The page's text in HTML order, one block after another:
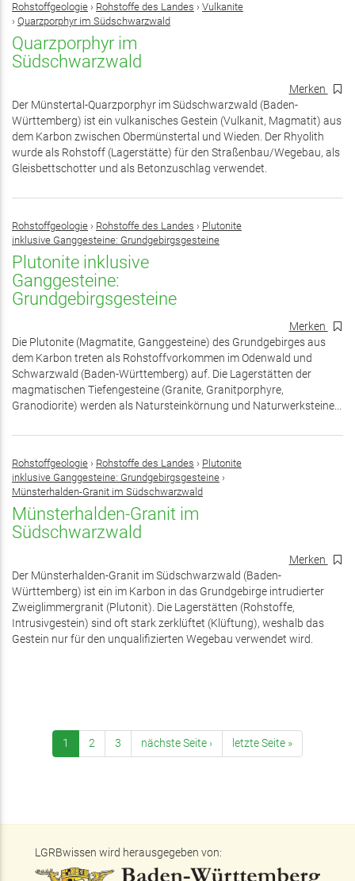
Rohstoffgeologie › Rohstoffe des Landes › Vulkanite
› Quarzporphyr im Südschwarzwald
Quarzporphyr im
Südschwarzwald
Merken
Der Münstertal-Quarzporphyr im Südschwarzwald (Baden-
Württemberg) ist ein vulkanisches Gestein (Vulkanit, Magmatit) aus
dem Karbon zwischen Obermünstertal und Wieden. Der Rhyolith
wurde als Rohstoff (Lagerstätte) für den Straßenbau/Wegebau, als
Gleisbettschotter und als Betonzuschlag verwendet.
Rohstoffgeologie › Rohstoffe des Landes › Plutonite
inklusive Ganggesteine: Grundgebirgsgesteine
Plutonite inklusive
Ganggesteine:
Grundgebirgsgesteine
Merken
Die Plutonite (Magmatite, Ganggesteine) des Grundgebirges aus
dem Karbon treten als Rohstoffvorkommen im Odenwald und
Schwarzwald (Baden-Württemberg) auf. Die Lagerstätten der
magmatischen Tiefengesteine (Granite, Granitporphyre,
Granodiorite) werden als Natursteinkörnung und Naturwerksteine...
Rohstoffgeologie › Rohstoffe des Landes › Plutonite
inklusive Ganggesteine: Grundgebirgsgesteine ›
Münsterhalden-Granit im Südschwarzwald
Münsterhalden-Granit im
Südschwarzwald
Merken
Der Münsterhalden-Granit im Südschwarzwald (Baden-
Württemberg) ist ein im Karbon in das Grundgebirge intrudierter
Zweiglimmergranit (Plutonit). Die Lagerstätten (Rohstoffe,
Intrusivgestein) sind oft stark zerklüftet (Klüftung), weshalb das
Gestein nur für den unqualifizierten Wegebau verwendet wird.
1 2 3 nächste Seite › letzte Seite »
LGRBwissen wird herausgegeben von: